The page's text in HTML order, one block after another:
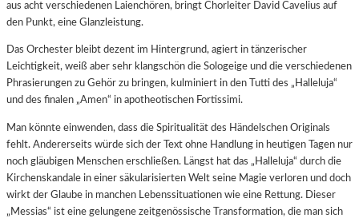
aus acht verschiedenen Laienchören, bringt Chorleiter David Cavelius auf
den Punkt, eine Glanzleistung.
Das Orchester bleibt dezent im Hintergrund, agiert in tänzerischer
Leichtigkeit, weiß aber sehr klangschön die Sologeige und die verschiedenen
Phrasierungen zu Gehör zu bringen, kulminiert in den Tutti des „Halleluja“
und des finalen „Amen“ in apotheotischen Fortissimi.
Man könnte einwenden, dass die Spiritualität des Händelschen Originals
fehlt. Andererseits würde sich der Text ohne Handlung in heutigen Tagen nur
noch gläubigen Menschen erschließen. Längst hat das „Halleluja“ durch die
Kirchenskandale in einer säkularisierten Welt seine Magie verloren und doch
wirkt der Glaube in manchen Lebenssituationen wie eine Rettung. Dieser
„Messias“ ist eine gelungene zeitgenössische Transformation, die man sich